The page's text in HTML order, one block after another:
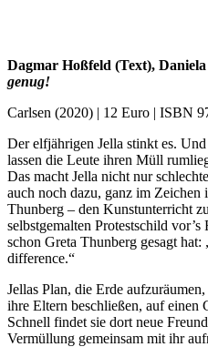
Dagmar Hoßfeld (Text),
genug!
Carlsen (2020) | 12 Euro | ISBN
Der elfjährigen Jella stinkt es.
lassen die Leute ihren Müll
Das macht Jella nicht nur
auch noch dazu, ganz im Zeichen
Thunberg – den Kunstunterricht
selbstgemalten Protestschild
schon Greta Thunberg gesagt
difference.“
Jellas Plan, die Erde
ihre Eltern beschließen, auf einen
Schnell findet sie dort neue
Vermüllung gemeinsam mit ihr